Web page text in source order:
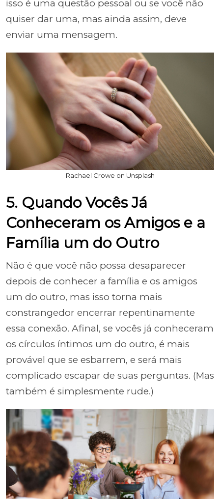
isso é uma questão pessoal ou se você não
quiser dar uma, mas ainda assim, deve
enviar uma mensagem.
Rachael Crowe on Unsplash
5. Quando Vocês Já
Conheceram os Amigos e a
Família um do Outro
Não é que você não possa desaparecer
depois de conhecer a família e os amigos
um do outro, mas isso torna mais
constrangedor encerrar repentinamente
essa conexão. Afinal, se vocês já conheceram
os círculos íntimos um do outro, é mais
provável que se esbarrem, e será mais
complicado escapar de suas perguntas. (Mas
também é simplesmente rude.)